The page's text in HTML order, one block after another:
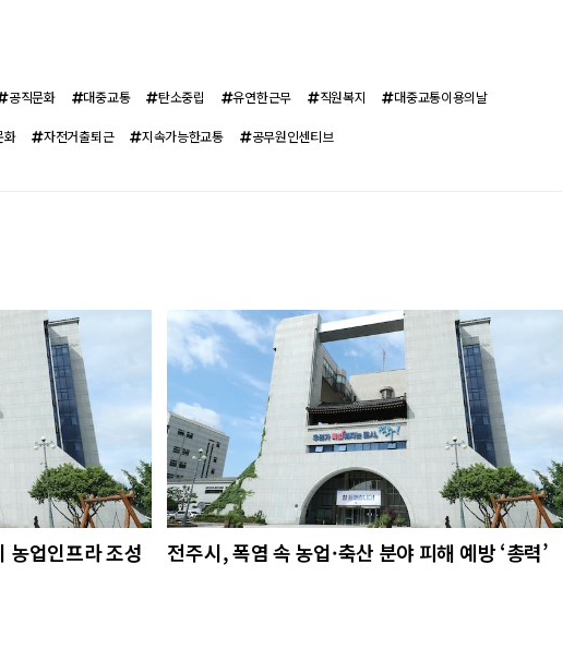
공직문화 대중교통 탄소중립 유연한근무 직원복지 대중교통이용의날
화 자전거출퇴근 지속가능한교통 공무원인센티브
농업인프라 조성
전주시, 폭염 속 농업·축산 분야 피해 예방 ‘총력’